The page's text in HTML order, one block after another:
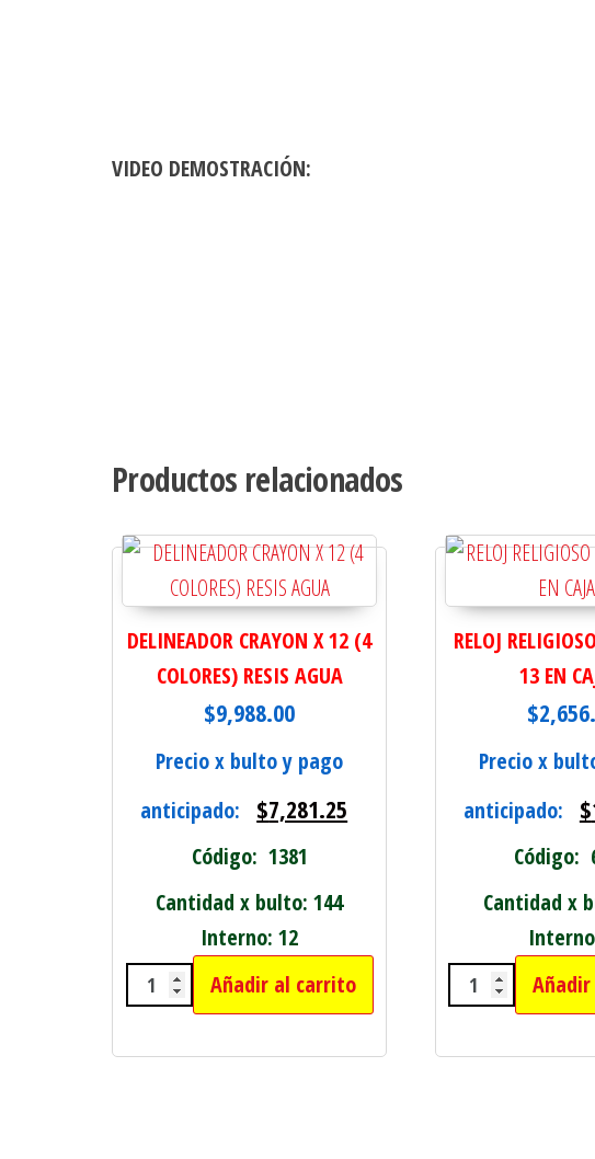
VIDEO DEMOSTRACIÓN:
Productos relacionados
DELINEADOR CRAYON X 12 (4
COLORES) RESIS AGUA
$9,988.00
Precio x bulto y pago
anticipado:
$7,281.25
Código: 1381
Cantidad x bulto: 144
Interno: 12
DELINEADOR CRAYON X 12 (4 COLORES)
Añadir al carrito
RELOJ
13 EN
$
Precio x
anticipado:
$
Código:
Cantidad x
RELOJ